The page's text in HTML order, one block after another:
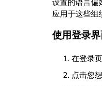
设置的语言偏
应用于这些组
使用登录界
在登录
点击您